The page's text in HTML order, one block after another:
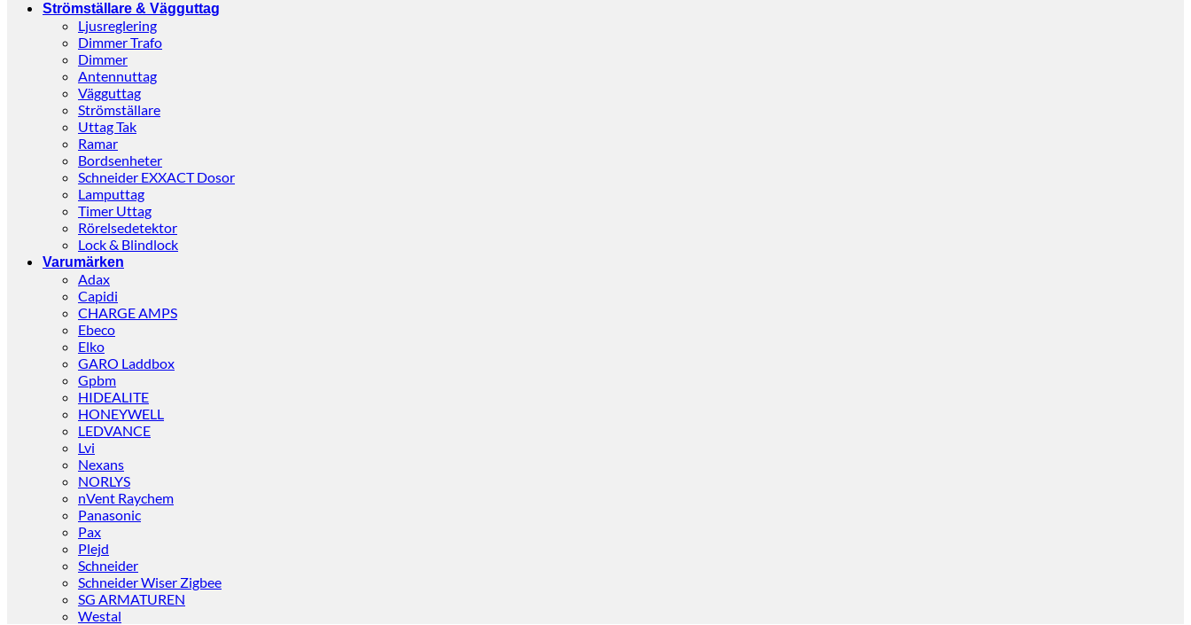
Strömställare & Vägguttag
Ljusreglering
Dimmer Trafo
Dimmer
Antennuttag
Vägguttag
Strömställare
Uttag Tak
Ramar
Bordsenheter
Schneider EXXACT Dosor
Lamputtag
Timer Uttag
Rörelsedetektor
Lock & Blindlock
Varumärken
Adax
Capidi
CHARGE AMPS
Ebeco
Elko
GARO Laddbox
Gpbm
HIDEALITE
HONEYWELL
LEDVANCE
Lvi
Nexans
NORLYS
nVent Raychem
Panasonic
Pax
Plejd
Schneider
Schneider Wiser Zigbee
SG ARMATUREN
Westal